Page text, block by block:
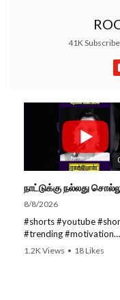
41K
8/8/2026
#shorts #youtube
#trending #motivation
#nowtrending #subscribe
SUBSCRIBE to get the
1.2K Views • 18 Likes